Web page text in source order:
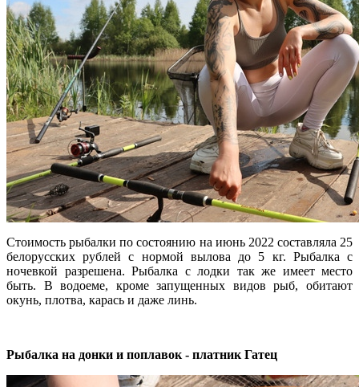
Стоимость рыбалки по состоянию на июнь 2022 составляла 25
белорусских рублей с нормой вылова до 5 кг. Рыбалка с
ночевкой разрешена. Рыбалка с лодки так же имеет место
быть. В водоеме, кроме запущенных видов рыб, обитают
окунь, плотва, карась и даже линь.
Рыбалка на донки и поплавок - платник Гатец